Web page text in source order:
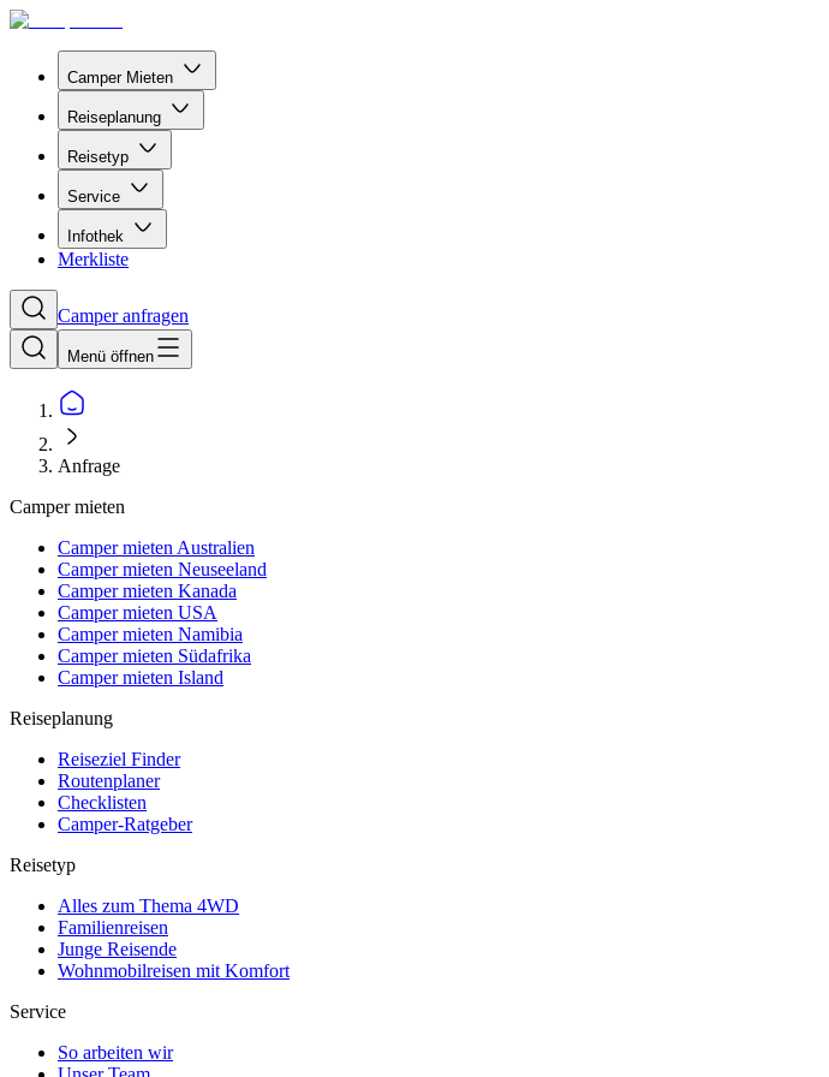
Camper Mieten
Reiseplanung
Reisetyp
Service
Infothek
Merkliste
Camper anfragen
Menü öffnen
Anfrage
Camper mieten
Camper mieten Australien
Camper mieten Neuseeland
Camper mieten Kanada
Camper mieten USA
Camper mieten Namibia
Camper mieten Südafrika
Camper mieten Island
Reiseplanung
Reiseziel Finder
Routenplaner
Checklisten
Camper-Ratgeber
Reisetyp
Alles zum Thema 4WD
Familienreisen
Junge Reisende
Wohnmobilreisen mit Komfort
Service
So arbeiten wir